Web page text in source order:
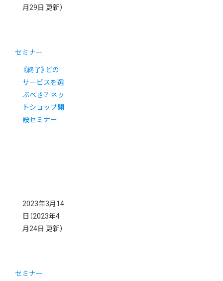
月29日 更新）
セミナー
《終了》どの
サービスを選
ぶべき？ ネッ
トショップ開
設セミナー
2023年3月14
日 （2023年4
月24日 更新）
セミナー